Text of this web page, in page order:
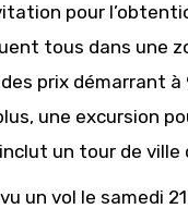
pour
tous dans une
prix démarrant à
une excursion
un tour de ville
un vol le samedi